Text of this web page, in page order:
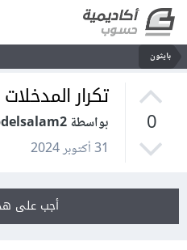
بايثون
0
تكرار المدخلات
بواسطة Omar Abdelsalam2
31 أكتوبر 2024
أجب على